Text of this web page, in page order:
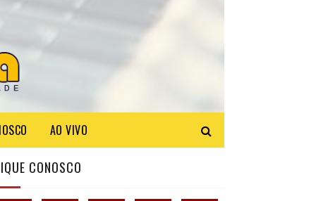
AO VIVO
CONOSCO